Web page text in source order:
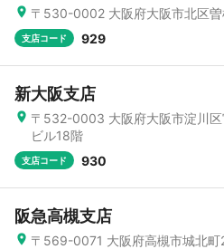
〒530-0002 大阪府大阪市北区
支店コード 929
新大阪支店
〒532-0003 大阪府大阪市淀川
ビル18階
支店コード 930
阪急高槻支店
〒569-0071 大阪府高槻市城北